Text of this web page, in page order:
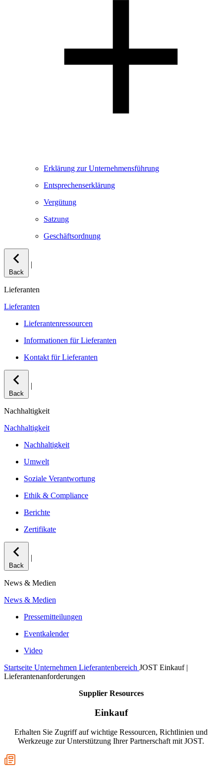
Erklärung zur Unternehmensführung
Entsprechenserklärung
Vergütung
Satzung
Geschäftsordnung
Back
|
Lieferanten
Lieferanten
Lieferantenressourcen
Informationen für Lieferanten
Kontakt für Lieferanten
Back
|
Nachhaltigkeit
Nachhaltigkeit
Nachhaltigkeit
Umwelt
Soziale Verantwortung
Ethik & Compliance
Berichte
Zertifikate
Back
|
News & Medien
News & Medien
Pressemitteilungen
Eventkalender
Video
Startseite Unternehmen Lieferantenbereich JOST Einkauf |
Lieferantenanforderungen
Supplier Resources
Einkauf
Erhalten Sie Zugriff auf wichtige Ressourcen, Richtlinien und
Werkzeuge zur Unterstützung Ihrer Partnerschaft mit JOST.